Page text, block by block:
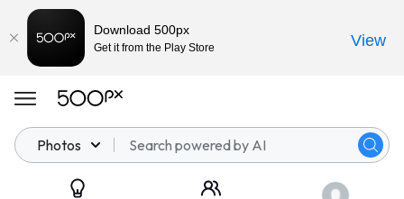
Photos
Download 500px
Get it from the Play Store View